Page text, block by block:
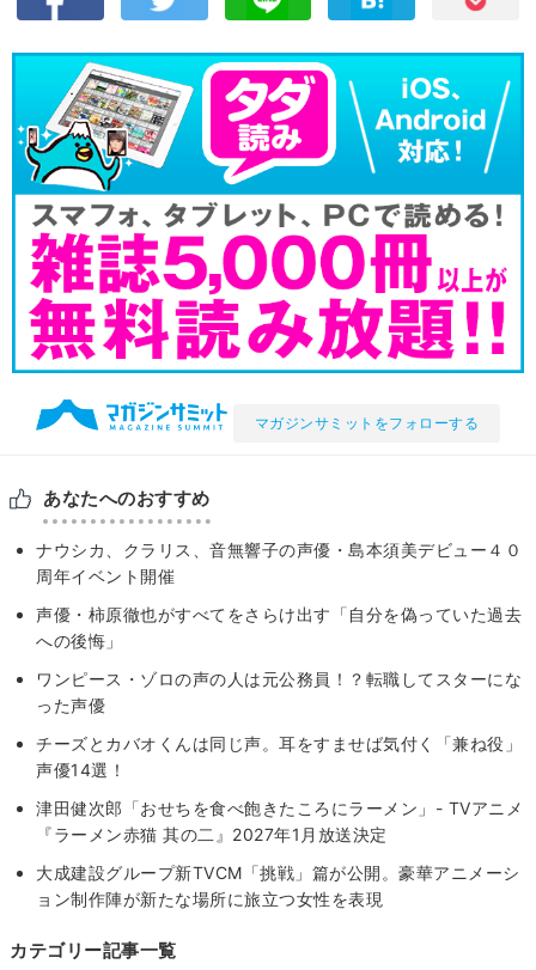
マガジンサミットをフォローする
あなたへのおすすめ
ナウシカ、クラリス、音無響子の声優・島本須美デビュー４０
周年イベント開催
声優・柿原徹也がすべてをさらけ出す「自分を偽っていた過去
への後悔」
ワンピース・ゾロの声の人は元公務員！？転職してスターにな
った声優
チーズとカバオくんは同じ声。耳をすませば気付く「兼ね役」
声優14選！
津田健次郎「おせちを食べ飽きたころにラーメン」- TVアニメ
『ラーメン赤猫 其の二』2027年1月放送決定
大成建設グループ新TVCM「挑戦」篇が公開。豪華アニメーシ
ョン制作陣が新たな場所に旅立つ女性を表現
カテゴリー記事一覧